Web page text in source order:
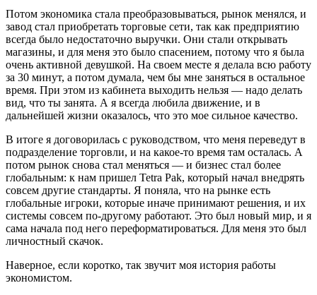
Потом экономика стала преобразовываться, рынок менялся, и
завод стал приобретать торговые сети, так как предприятию
всегда было недостаточно выручки. Они стали открывать
магазины, и для меня это было спасением, потому что я была
очень активной девушкой. На своем месте я делала всю работу
за 30 минут, а потом думала, чем бы мне заняться в остальное
время. При этом из кабинета выходить нельзя — надо делать
вид, что ты занята. А я всегда любила движение, и в
дальнейшей жизни оказалось, что это мое сильное качество.
В итоге я договорилась с руководством, что меня переведут в
подразделение торговли, и на какое-то время там осталась. А
потом рынок снова стал меняться — и бизнес стал более
глобальным: к нам пришел Tetra Pak, который начал внедрять
совсем другие стандарты. Я поняла, что на рынке есть
глобальные игроки, которые иначе принимают решения, и их
системы совсем по-другому работают. Это был новый мир, и я
сама начала под него переформатироваться. Для меня это был
личностный скачок.
Наверное, если коротко, так звучит моя история работы
экономистом.